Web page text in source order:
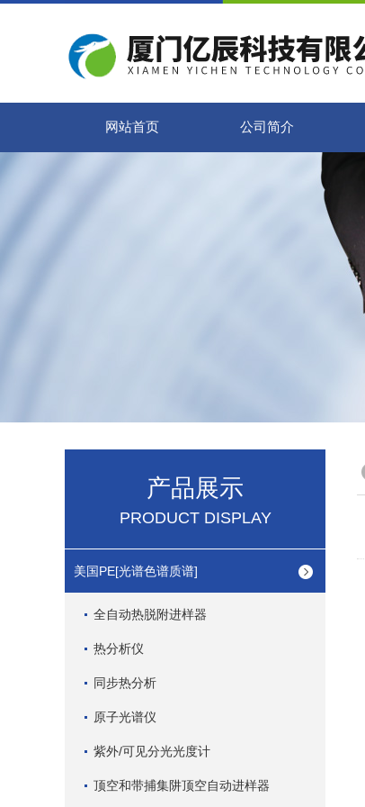
网站首页 公司简介
产品展示
PRODUCT DISPLAY
美国PE[光谱色谱质谱]
全自动热脱附进样器
热分析仪
同步热分析
原子光谱仪
紫外/可见分光光度计
顶空和带捕集阱顶空自动进样器